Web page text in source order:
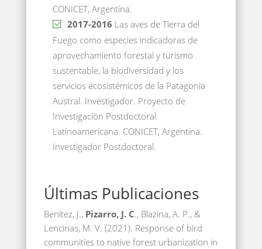
CONICET, Argentina.
2017-2016 Las aves de Tierra del
Fuego como especies indicadoras de
aprovechamiento forestal y turismo
sustentable, la biodiversidad y los
servicios ecosistémicos de la Patagonia
Austral. Investigador. Proyecto de
Investigación Postdoctoral
Latinoamericana. CONICET, Argentina.
Investigador Postdoctoral.
Últimas Publicaciones
Benítez, J., Pizarro, J. C., Blazina, A. P., &
Lencinas, M. V. (2021). Response of bird
communities to native forest urbanization in